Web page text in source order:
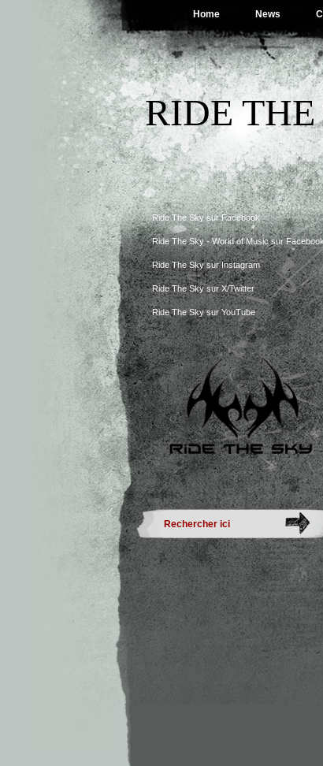
Home News
RIDE
Ride The Sky sur Facebook
Ride The Sky - World of Music sur
Ride The Sky sur Instagram
Ride The Sky sur X/Twitter
Ride The Sky sur YouTube